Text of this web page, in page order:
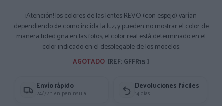
¡Atención! los colores de las lentes REVO (con espejo) varían
dependiendo de como incida la luz, y pueden no mostrar el color de
manera fidedigna en las fotos, el color real está determinado en el
color indicado en el desplegable de los modelos.
AGOTADO [REF: GFFR15 ]
Envío rápido
24/72h en península
Devoluciones fáciles
14 días